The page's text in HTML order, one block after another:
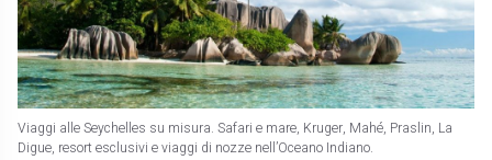
Viaggi alle Seychelles su misura. Safari e mare, Kruger, Mahé, Praslin, La
Digue, resort esclusivi e viaggi di nozze nell’Oceano Indiano.